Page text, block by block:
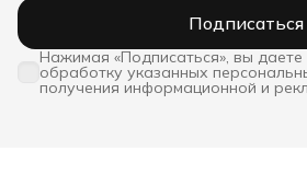
Подписаться
Нажимая «Подписаться», вы даете
обработку указанных
получения информационной и